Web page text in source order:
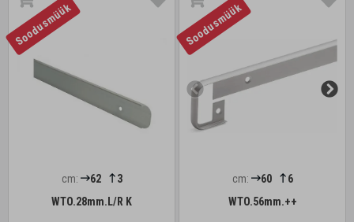
Soodusmüük
cm: 62
3
WTO.28mm.L/R K
Soodusmüük
cm: 60
6
WTO.56mm.++